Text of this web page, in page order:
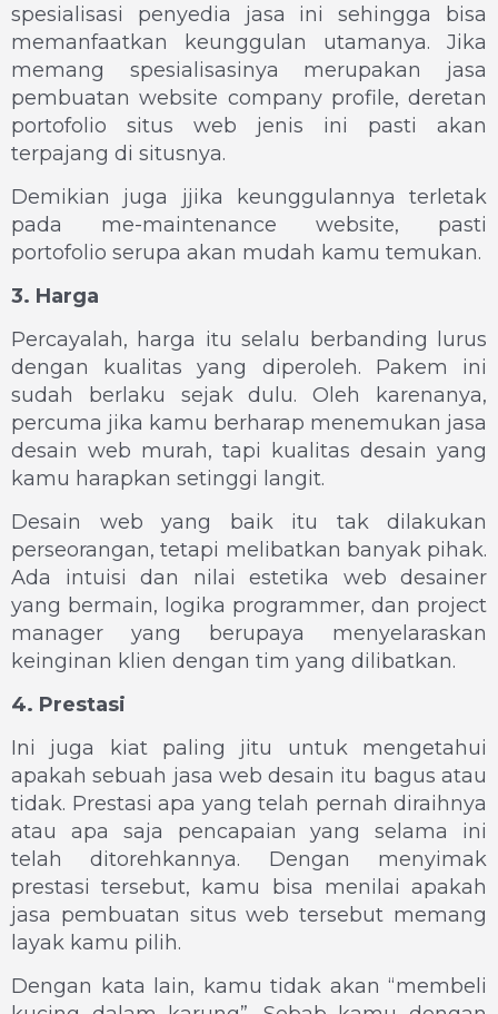
spesialisasi penyedia jasa ini sehingga bisa
memanfaatkan keunggulan utamanya. Jika
memang spesialisasinya merupakan jasa
pembuatan website company profile, deretan
portofolio situs web jenis ini pasti akan
terpajang di situsnya.
Demikian juga jjika keunggulannya terletak
pada me-maintenance website, pasti
portofolio serupa akan mudah kamu temukan.
3. Harga
Percayalah, harga itu selalu berbanding lurus
dengan kualitas yang diperoleh. Pakem ini
sudah berlaku sejak dulu. Oleh karenanya,
percuma jika kamu berharap menemukan jasa
desain web murah, tapi kualitas desain yang
kamu harapkan setinggi langit.
Desain web yang baik itu tak dilakukan
perseorangan, tetapi melibatkan banyak pihak.
Ada intuisi dan nilai estetika web desainer
yang bermain, logika programmer, dan project
manager yang berupaya menyelaraskan
keinginan klien dengan tim yang dilibatkan.
4. Prestasi
Ini juga kiat paling jitu untuk mengetahui
apakah sebuah jasa web desain itu bagus atau
tidak. Prestasi apa yang telah pernah diraihnya
atau apa saja pencapaian yang selama ini
telah ditorehkannya. Dengan menyimak
prestasi tersebut, kamu bisa menilai apakah
jasa pembuatan situs web tersebut memang
layak kamu pilih.
Dengan kata lain, kamu tidak akan “membeli